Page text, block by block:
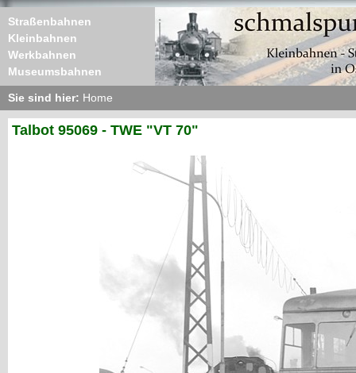
Straßenbahnen
Kleinbahnen
Werkbahnen
Museumsbahnen
Sie sind hier: Home
Talbot 95069 - TWE "VT 70"